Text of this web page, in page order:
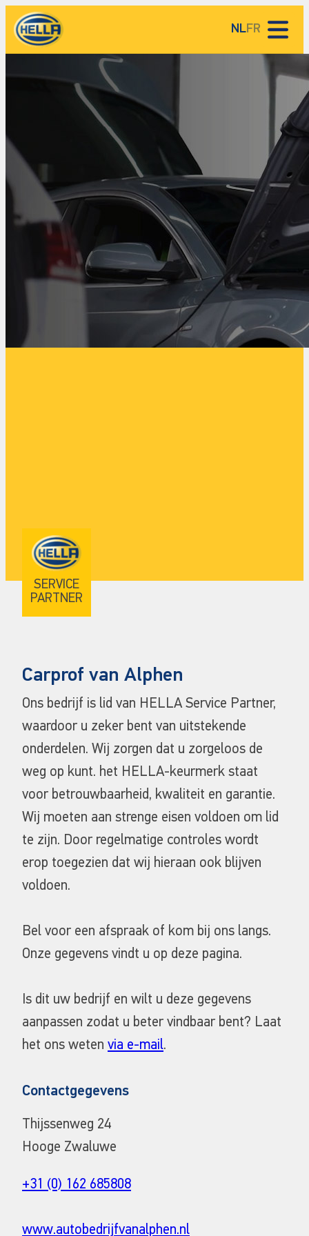
HELLA Service Partners
HELLA kennisbank
Over HELLA
NLFR
SERVICE
PARTNER
Carprof van Alphen
Ons bedrijf is lid van HELLA Service Partner,
waardoor u zeker bent van uitstekende
onderdelen. Wij zorgen dat u zorgeloos de
weg op kunt. het HELLA-keurmerk staat
voor betrouwbaarheid, kwaliteit en garantie.
Wij moeten aan strenge eisen voldoen om lid
te zijn. Door regelmatige controles wordt
erop toegezien dat wij hieraan ook blijven
voldoen.
Bel voor een afspraak of kom bij ons langs.
Onze gegevens vindt u op deze pagina.
Is dit uw bedrijf en wilt u deze gegevens
aanpassen zodat u beter vindbaar bent? Laat
het ons weten via e-mail.
Contactgegevens
Thijssenweg 24
Hooge Zwaluwe
+31 (0) 162 685808
www.autobedrijfvanalphen.nl